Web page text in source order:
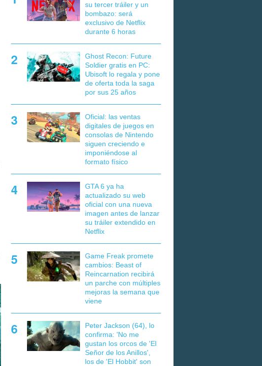
su tercer tráiler y un
bombazo: será
exclusivo de Netflix
durante 6 horas
Ghost Recon: Future
Soldier gratis en PC:
Ubisoft lo regala y pone
de oferta toda la saga
por sus 25 años
Oficial: las ventas
digitales de juegos en
consolas de Nintendo
siguen creciendo e
imponiéndose al
formato físico
GTA 6 ya ha
actualizado su web
oficial con una nueva
imagen antes de lanzar
su tráiler extendido en
Netflix
Game Freak promete
cambios: Beast of
Reincarnation recibirá
un parche con múltiples
mejoras la semana que
viene
Peter Jackson (64), lo
confirma: 'No me
gustan los orcos de 'El
Señor de los Anillos',
los de 'El Hobbit' son